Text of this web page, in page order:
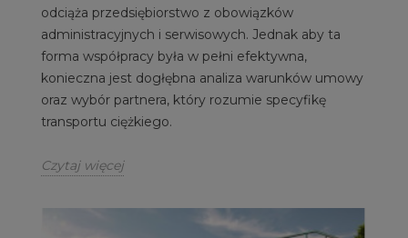
odciąża przedsiębiorstwo z obowiązków
administracyjnych i serwisowych. Jednak aby ta
forma współpracy była w pełni efektywna,
konieczna jest dogłębna analiza warunków umowy
oraz wybór partnera, który rozumie specyfikę
transportu ciężkiego.
Czytaj więcej